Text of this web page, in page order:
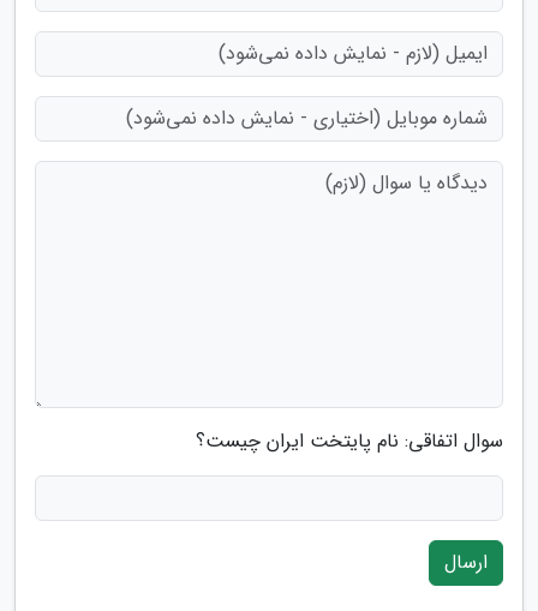
سوال اتفاقی: نام پایتخت ایران چیست؟
ارسال